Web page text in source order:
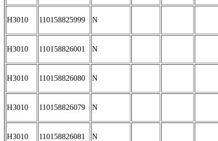
H3010 110158825999 N
H3010 110158826001 N
H3010 110158826080 N
H3010 110158826079 N
H3010 110158826081 N